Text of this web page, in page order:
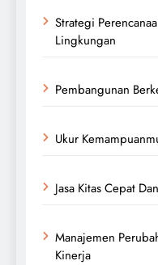
Strategi
Lingkungan
Pembangunan
Ukur
Jasa Kitas Cepat
Manajemen
Kinerja